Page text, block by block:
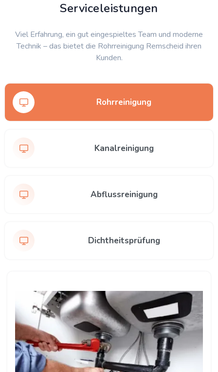
Serviceleistungen
Viel Erfahrung, ein gut eingespieltes Team und moderne
Technik – das bietet die Rohrreinigung Remscheid ihren
Kunden.
Rohrreinigung
Kanalreinigung
Abflussreinigung
Dichtheitsprüfung